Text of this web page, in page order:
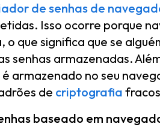
de senhas de
Isso ocorre porque
que significa que se
senhas armazenadas.
armazenado no seu
de criptografia
baseado em